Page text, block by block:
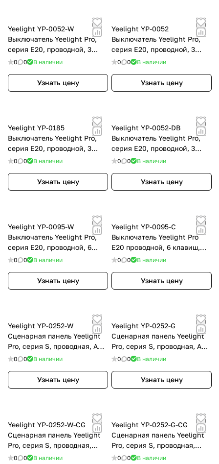
Yeelight YP-0052-W
Выключатель Yeelight Pro,
серия E20, проводной, 3
клавиши, белый (CN)
0 0 В наличии
Узнать цену
Yeelight YP-0052
Выключатель Yeelight Pro,
серия E20, проводной, 3
клавиши, серый (CN)
0 0 В наличии
Узнать цену
Yeelight YP-0185
Выключатель Yeelight Pro,
серия E20, проводной, 3
клавиши, серый (EU)
0 0 В наличии
Узнать цену
Yeelight YP-0052-DB
Выключатель Yeelight Pro,
серия E20, проводной, 3
клавиши, темно-синий (CN)
0 0 В наличии
Узнать цену
Yeelight YP-0095-W
Выключатель Yeelight Pro,
серия E20, проводной, 6
клавиш, белый (CN)
0 0 В наличии
Узнать цену
Yeelight YP-0095-C
Выключатель Yeelight Pro
E20 проводной, 6 клавиш,
темно-синий (CN)
0 0 В наличии
Узнать цену
Yeelight YP-0252-W
Сценарная панель Yeelight
Pro, серия S, проводная, AG
glass, белая
0 0 В наличии
Узнать цену
Yeelight YP-0252-G
Сценарная панель Yeelight
Pro, серия S, проводная, AG
glass, серая
0 0 В наличии
Узнать цену
Yeelight YP-0252-W-CG
Сценарная панель Yeelight
Pro, серия S, проводная,
Crystal glass, белая
0 0 В наличии
Yeelight YP-0252-G-CG
Сценарная панель Yeelight
Pro, серия S, проводная,
Crystal glass, серая
0 0 В наличии